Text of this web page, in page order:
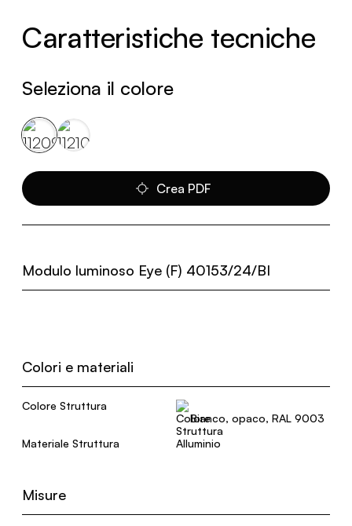
Caratteristiche tecniche
Seleziona il colore
Crea PDF
Modulo luminoso Eye (F) 40153/24/BI
Colori e materiali
Colore Struttura
Bianco, opaco, RAL 9003
Materiale Struttura
Alluminio
Misure